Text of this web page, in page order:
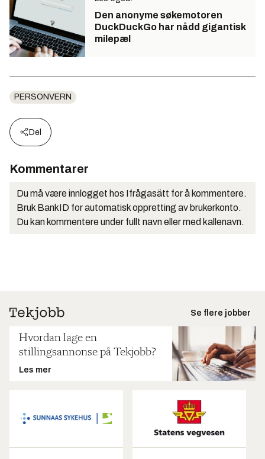
Den anonyme søkemotoren
DuckDuckGo har nådd gigantisk
milepæl
PERSONVERN
Del
Kommentarer
Du må være innlogget hos Ifrågasätt for å kommentere.
Bruk BankID for automatisk oppretting av brukerkonto.
Du kan kommentere under fullt navn eller med kallenavn.
Se flere jobber
Hvordan lage en
stillingsannonse på Tekjobb?
Les mer